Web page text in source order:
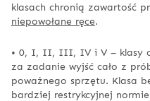
klasach chronią zawartość
niepowołane ręce.
• 0, I, II, III, IV i V – klasy
za zadanie wyjść cało z
poważnego sprzętu. Klasa
bardziej restrykcyjnej